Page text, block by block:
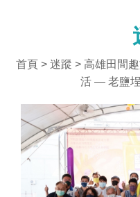
首頁> 迷蹤 > 高雄田間
活 — 老鹽